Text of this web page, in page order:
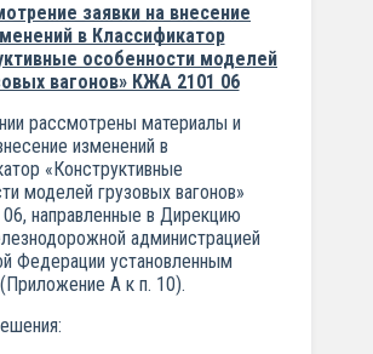
заявки на внесение
в Классификатор
особенности моделей
вагонов» КЖА 2101 06
рассмотрены материалы и
изменений в
«Конструктивные
моделей грузовых вагонов»
направленные в Дирекцию
администрацией
Федерации установленным
А к п. 10).